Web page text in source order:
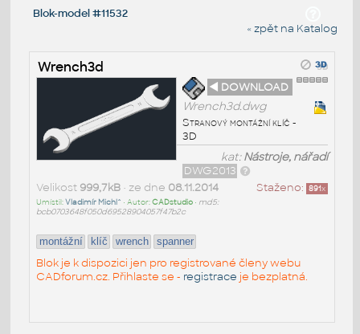
Blok-model #11532
« zpět na Katalog
Wrench3d
◄ DOWNLOAD
Wrench3d.dwg
Stranový montážní klíč -
3D
kat:Nástroje, nářadí
DWG2013
Staženo: 891x
Velikost 999,7kB• ze dne 08.11.2014
Umístil:Vladimír Michl^ • Autor:CADstudio• md5:
bcb0703648f050d69528904057f47b2c
montážní klíč wrench spanner
Blok je k dispozici jen pro registrované členy webu
CADforum.cz. Přihlaste se - registrace je bezplatná.